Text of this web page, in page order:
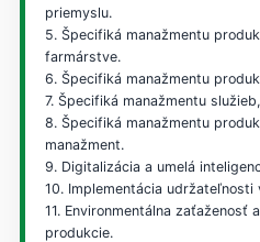
priemyslu.
5. Špecifiká manažmentu
farmárstve.
6. Špecifiká manažmentu
7. Špecifiká manažmentu
8. Špecifiká manažmentu
manažment.
9. Digitalizácia a umelá
10. Implementácia udržateľnosti
11. Environmentálna zaťaženosť
produkcie.